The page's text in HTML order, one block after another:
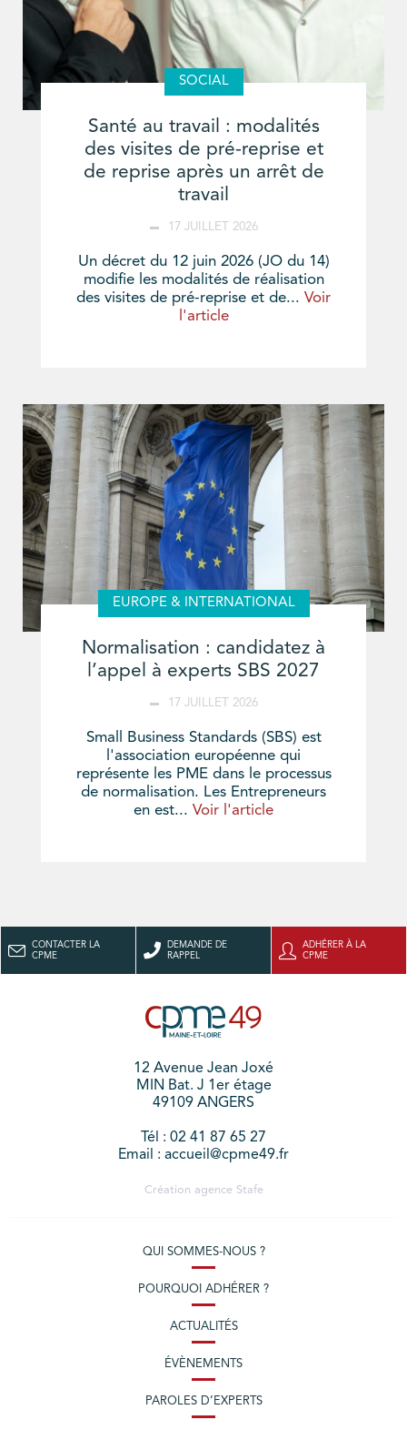
SOCIAL
Santé au travail : modalités
des visites de pré-reprise et
de reprise après un arrêt de
travail
17 JUILLET 2026
Un décret du 12 juin 2026 (JO du 14)
modifie les modalités de réalisation
des visites de pré-reprise et de... Voir
l'article
EUROPE & INTERNATIONAL
Normalisation : candidatez à
l’appel à experts SBS 2027
17 JUILLET 2026
Small Business Standards (SBS) est
l'association européenne qui
représente les PME dans le processus
de normalisation. Les Entrepreneurs
en est... Voir l'article
CONTACTER LA
CPME
DEMANDE DE
RAPPEL
ADHÉRER À LA
CPME
12 Avenue Jean Joxé
MIN Bat. J 1er étage
49109 ANGERS
Tél : 02 41 87 65 27
Email : accueil@cpme49.fr
Création agence Stafe
QUI SOMMES-NOUS ?
POURQUOI ADHÉRER ?
ACTUALITÉS
ÉVÈNEMENTS
PAROLES D’EXPERTS